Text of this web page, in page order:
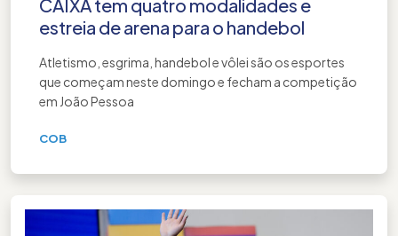
CAIXA tem quatro modalidades e
estreia de arena para o handebol
Atletismo, esgrima, handebol e vôlei são os esportes
que começam neste domingo e fecham a competição
em João Pessoa
COB